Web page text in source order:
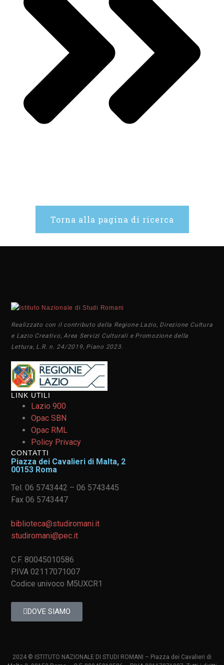
Torna alla pagina di ricerca
Realizzato con il contributo della Regione Lazio, Direzione Cultura
e Lazio Creativo, Area Servizi Culturali e Promozione della
Lettura, L.R. n. 24/2019, Piano 2023.
LINK UTILI
Lazio 900
Opac SBN
Opac RML
Policy Privacy
CONTATTI
Piazza dei Cavalieri di Malta, 2
00153 Roma
Tel. 06 5743442 – 06 5743445
Fax 06 5743447
biblioteca@studiromani.it
studiromani@pec.it
C.F. 80045010586
P.IVA 02117071007
Codice univoco M5UXCR1
DOVE SIAMO
2024 © ISTITUTO NAZIONALE DI STUDI ROMANI – Piazza dei Cavalieri di